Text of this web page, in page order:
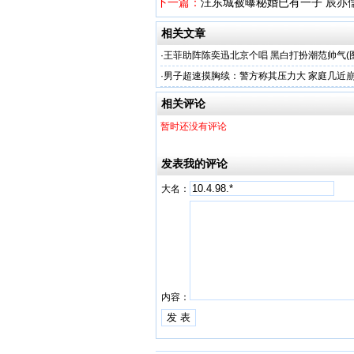
相关文章
·王菲助阵陈奕迅北京个唱 黑白打扮潮范帅气(
·男子超速摸胸续：警方称其压力大 家庭几近
相关评论
暂时还没有评论
发表我的评论
大名：
内容：